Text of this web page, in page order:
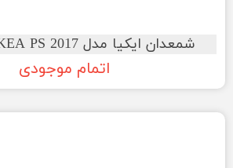
شمعدان ایکیا مدل IKEA PS 2017 سرمه ای
اتمام موجودی